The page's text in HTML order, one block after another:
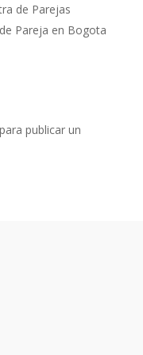
de Parejas
Pareja en Bogota
para publicar un